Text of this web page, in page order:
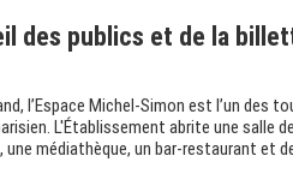
des publics et de la
l’Espace Michel-Simon est l’un des
L'Établissement abrite une salle
médiathèque, un bar-restaurant et